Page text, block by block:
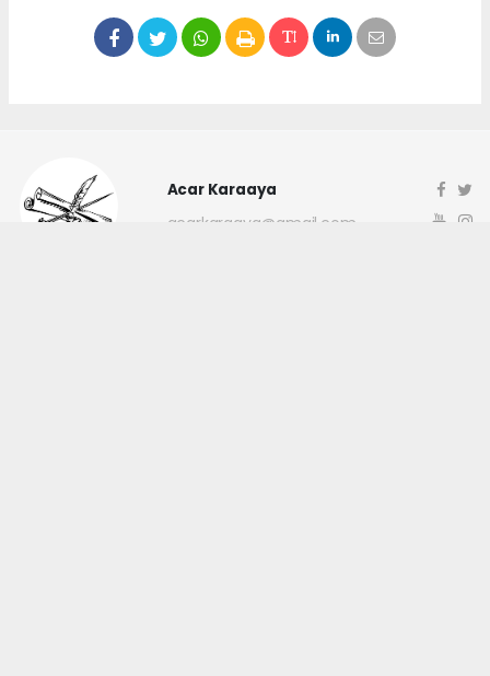
Acar Karaaya
acarkaraaya@gmail.com